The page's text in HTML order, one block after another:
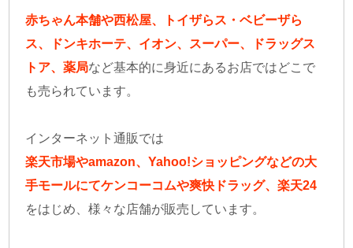
赤ちゃん本舗や西松屋、トイザらス・ベビーザら
ス、ドンキホーテ、イオン、スーパー、ドラッグス
トア、薬局など基本的に身近にあるお店ではどこで
も売られています。
インターネット通販では
楽天市場やamazon、Yahoo!ショッピングなどの大
手モールにてケンコーコムや爽快ドラッグ、楽天24
をはじめ、様々な店舗が販売しています。